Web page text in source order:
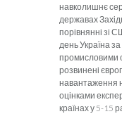
навколишнє
державах
порівнянні зі
день Україна
промисловими
розвинені
навантаження
оцінками
країнах у 5-15